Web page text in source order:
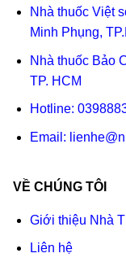
Nhà thuốc Việt
Minh Phụng,
Nhà thuốc Bảo
TP. HCM
Hotline:
Email:
VỀ CHÚNG TÔI
Giới thiệu Nhà
Liên hệ